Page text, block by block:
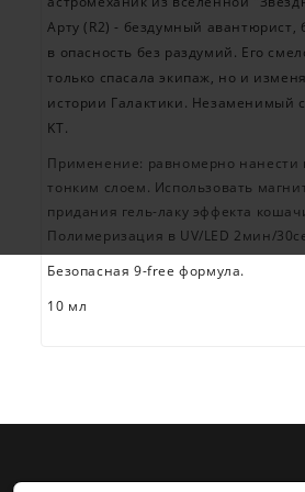
Арту (R2) - бездумный
в опасность без раздумий. Его
только спасала экипаж, но и
истории Галактики. Незаменимый
KT.
Применение: равномерно нанести
тонким слоем. Использовать
придания гель-лаку эффекта
Полимеризация в UV/LED 2мин/
Безопасная 9-free формула.
10 мл